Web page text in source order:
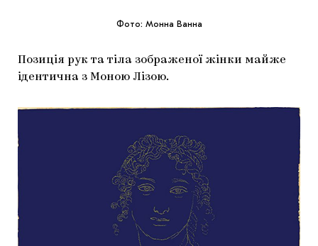
Фото: Монна Ванна
Позиція рук та тіла зображеної жінки майже
ідентична з Моною Лізою.